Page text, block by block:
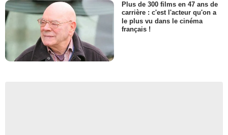
Plus de 300 films en 47 ans de
carrière : c'est l'acteur qu'on a
le plus vu dans le cinéma
français !